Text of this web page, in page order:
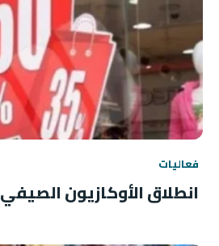
فعاليات
انطلاق الأوكازيون الصيفي 2026 في مصر